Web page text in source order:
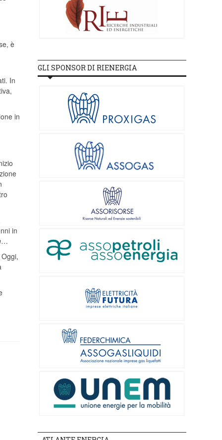
è
In
in
in
…
GLI SPONSOR DI RIENERGIA